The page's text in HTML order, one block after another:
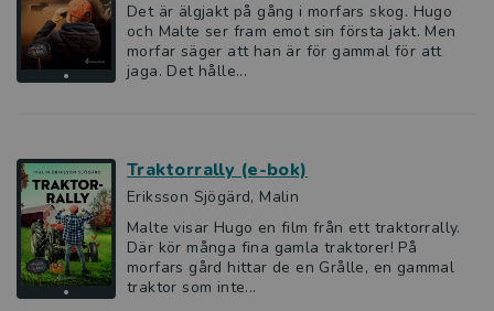
Det är älgjakt på gång i morfars skog. Hugo
och Malte ser fram emot sin första jakt. Men
morfar säger att han är för gammal för att
jaga. Det hålle...
Traktorrally (e-bok)
Eriksson Sjögärd, Malin
Malte visar Hugo en film från ett traktorrally.
Där kör många fina gamla traktorer! På
morfars gård hittar de en Grålle, en gammal
traktor som inte...